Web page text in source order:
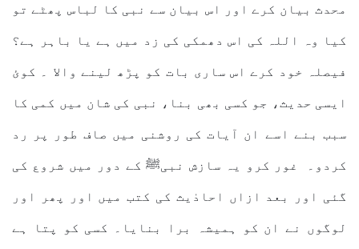
محدث بیان کرے اور اس بیان سے نبی کا لباس پھٹے تو
کیا وہ اللہ کی اس دھمکی کی زد میں ہے یا باہر ہے؟
فیصلہ خود کرے اس ساری بات کو پڑھ لینے والا ۔ کوئ
ایسی حدیث، جو کسی بھی بنا، نبی کی شان میں کمی کا
سبب بنے اسے ان آیات کی روشنی میں صاف طور پر رد
کردو۔ غور کرو یہ سازش نبیﷺ کے دور میں شروع کی
گئی اور بعد ازاں احادٰیث کی کتب میں اور پھر اور
لوگوں نے ان کو ہمیشہ برا بنایا۔ کسی کو پتا ہے